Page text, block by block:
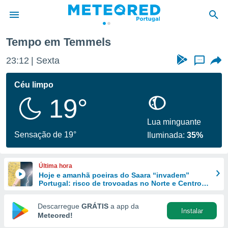
da
foi
fornecidas
a este
das
e
forma
digital
Tempo em Temmels
23:12 Sexta ...
Céu limpo
19°
Sensação de 19°
Lua minguante
Iluminada:35%
Última hora
Hoje e amanhã poeiras do Saara “invadem”
Portugal: risco de trovoadas no Norte e Centro
Descarregue GRÁTIS a app da
Meteored!
Instalar